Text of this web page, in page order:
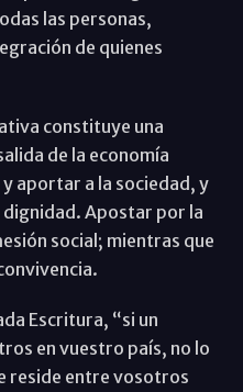
las personas,
de quienes
constituye una
de la economía
aportar a la sociedad, y
Apostar por la
social; mientras que
Escritura, “si un
en vuestro país, no lo
reside entre vosotros